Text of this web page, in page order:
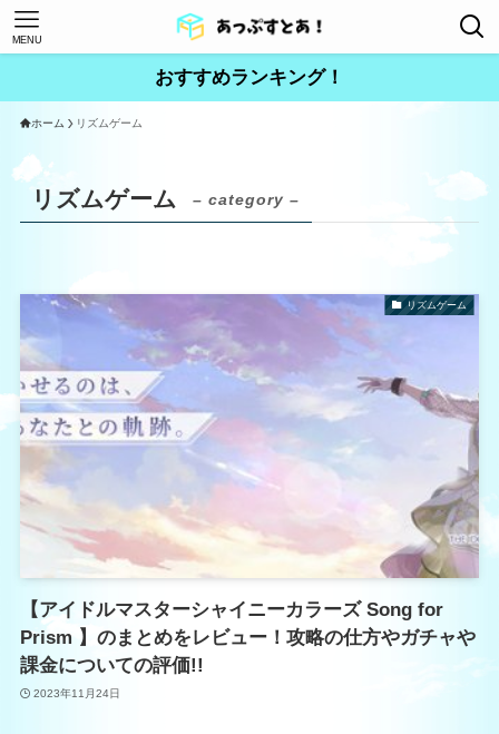
MENU
おすすめランキング！
ホーム リズムゲーム
リズムゲーム – category –
リズムゲーム
【アイドルマスターシャイニーカラーズ Song for
Prism 】のまとめをレビュー！攻略の仕方やガチャや
課金についての評価!!
2023年11月24日